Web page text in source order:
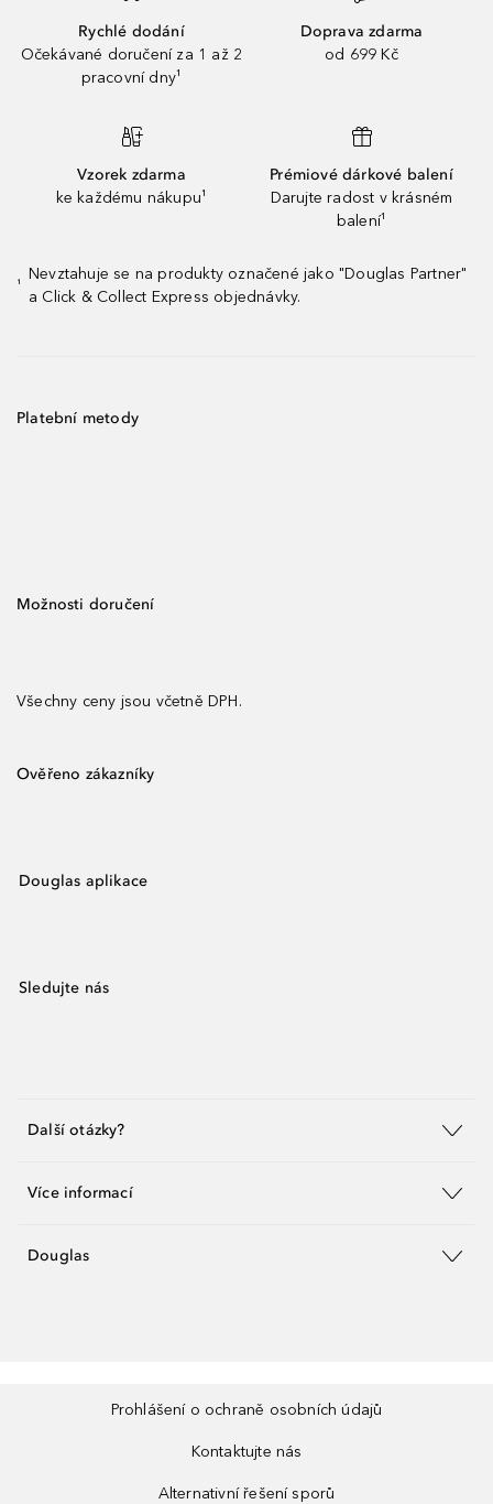
Rychlé dodání
Očekávané doručení za 1 až 2
pracovní dny¹
Doprava zdarma
od 699 Kč
Vzorek zdarma
ke každému nákupu¹
Prémiové dárkové balení
Darujte radost v krásném
balení¹
¹
Nevztahuje se na produkty označené jako "Douglas Partner"
a Click & Collect Express objednávky.
Platební metody
Možnosti doručení
Všechny ceny jsou včetně DPH.
Ověřeno zákazníky
Douglas aplikace
Sledujte nás
Další otázky?
Více informací
Douglas
Prohlášení o ochraně osobních údajů
Kontaktujte nás
Alternativní řešení sporů